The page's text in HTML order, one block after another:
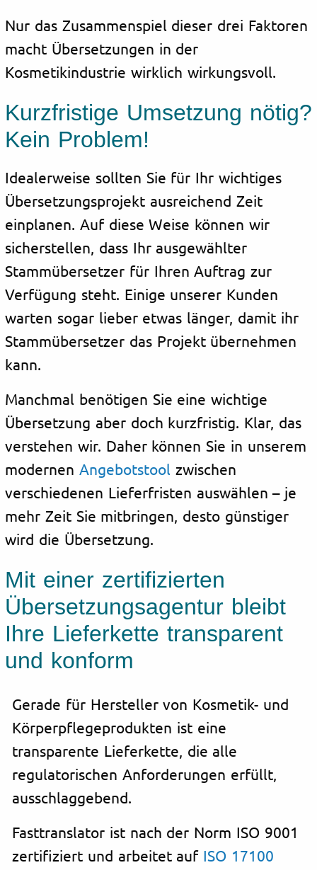
Nur das Zusammenspiel dieser drei Faktoren
macht Übersetzungen in der
Kosmetikindustrie wirklich wirkungsvoll.
Kurzfristige Umsetzung nötig?
Kein Problem!
Idealerweise sollten Sie für Ihr wichtiges
Übersetzungsprojekt ausreichend Zeit
einplanen. Auf diese Weise können wir
sicherstellen, dass Ihr ausgewählter
Stammübersetzer für Ihren Auftrag zur
Verfügung steht. Einige unserer Kunden
warten sogar lieber etwas länger, damit ihr
Stammübersetzer das Projekt übernehmen
kann.
Manchmal benötigen Sie eine wichtige
Übersetzung aber doch kurzfristig. Klar, das
verstehen wir. Daher können Sie in unserem
modernen Angebotstool zwischen
verschiedenen Lieferfristen auswählen – je
mehr Zeit Sie mitbringen, desto günstiger
wird die Übersetzung.
Mit einer zertifizierten
Übersetzungsagentur bleibt
Ihre Lieferkette transparent
und konform
Gerade für Hersteller von Kosmetik- und
Körperpflegeprodukten ist eine
transparente Lieferkette, die alle
regulatorischen Anforderungen erfüllt,
ausschlaggebend.
Fasttranslator ist nach der Norm ISO 9001
zertifiziert und arbeitet auf ISO 17100